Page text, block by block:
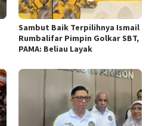
Sambut Baik Terpilihnya Ismail
Rumbalifar Pimpin Golkar SBT,
PAMA: Beliau Layak